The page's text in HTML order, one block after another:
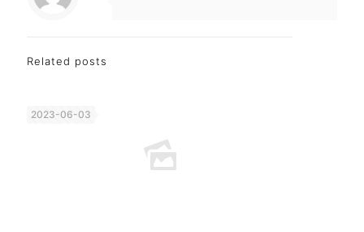
Related posts
2023-06-03